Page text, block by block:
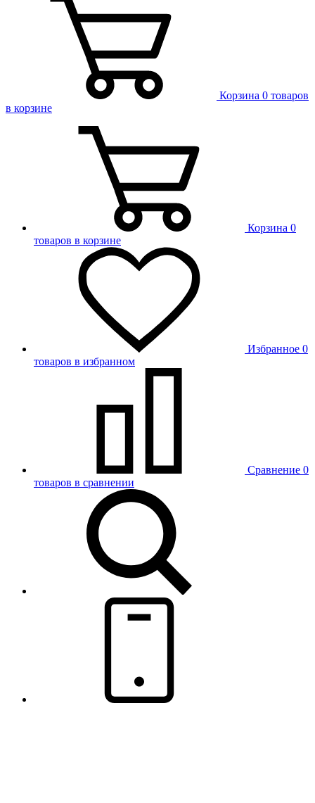
Корзина 0 товаров
в корзине
Корзина 0
товаров в корзине
Избранное 0
товаров в избранном
Сравнение 0
товаров в сравнении